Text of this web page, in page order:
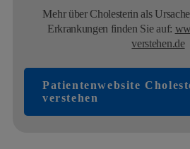
Mehr über Cholesterin als
Erkrankungen finden Sie auf:
verstehen.de
Patientenwebsite
verstehen